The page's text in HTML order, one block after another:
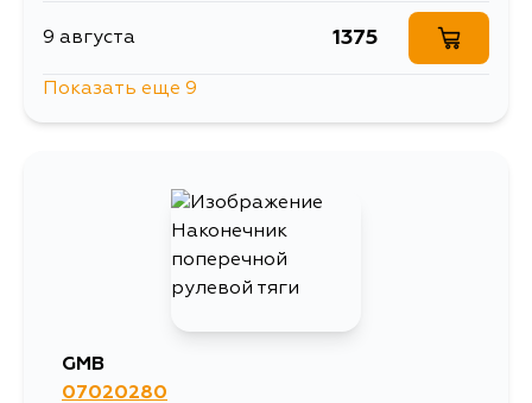
9 августа 1375
1950
Показать еще 9
GMB
07020280